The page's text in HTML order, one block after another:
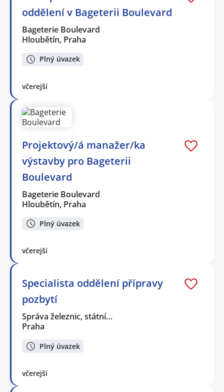
oddělení v Bageterii Boulevard
Bageterie Boulevard
Hloubětín, Praha
Plný úvazek
včerejší
Projektový/á manažer/ka
výstavby pro Bageterii
Boulevard
Bageterie Boulevard
Hloubětín, Praha
Plný úvazek
včerejší
Specialista oddělení přípravy
pozbytí
Správa železnic, státní…
Praha
Plný úvazek
včerejší